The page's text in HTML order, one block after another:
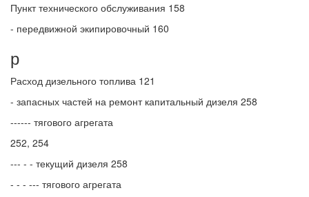
Пункт технического обслуживания 158
- передвижной экипировочный 160
р
Расход дизельного топлива 121
- запасных частей на ремонт капитальный дизеля 258
------ тягового агрегата
252, 254
--- - - текущий дизеля 258
- - - --- тягового агрегата